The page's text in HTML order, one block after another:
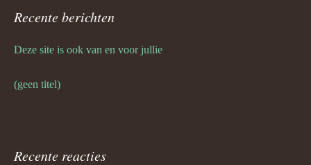
Recente berichten
Deze site is ook van en voor jullie
(geen titel)
Recente reacties